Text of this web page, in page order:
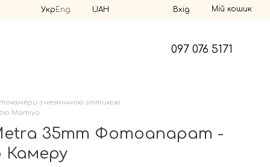
Укр Eng UAH Вхід Мій кошик
097 076 5171
з незмінною оптикою
Mamiya
35mm Фотоапарат -